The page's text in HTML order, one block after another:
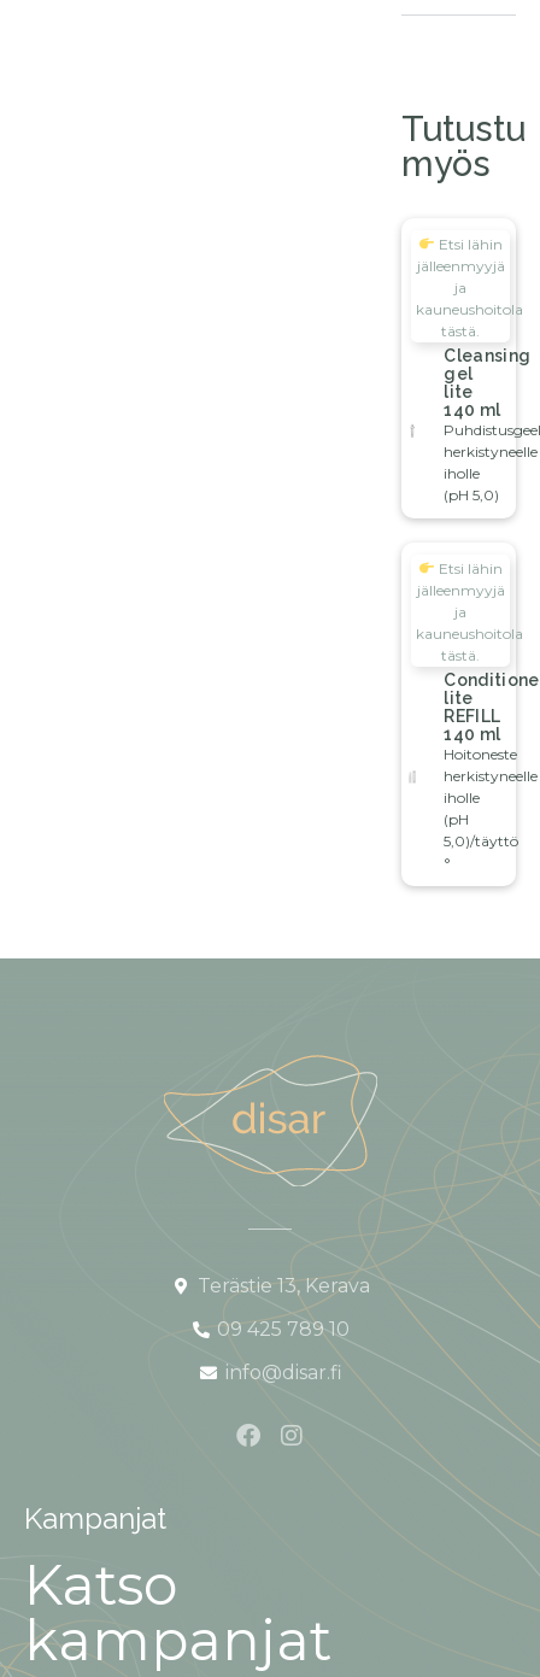
Tutustu
myös
Etsi lähin
jälleenmyyjä
ja
kauneushoitola
tästä.
Cleansing
gel
lite
140 ml
herkistyneelle
iholle
(pH 5,0)
Etsi lähin
jälleenmyyjä
ja
kauneushoitola
tästä.
lite
REFILL
140 ml
Hoitoneste
herkistyneelle
iholle
(pH
5,0)/täyttö
°
Terästie 13, Kerava
09 425 789 10
info@disar.fi
Kampanjat
Katso
kampanjat